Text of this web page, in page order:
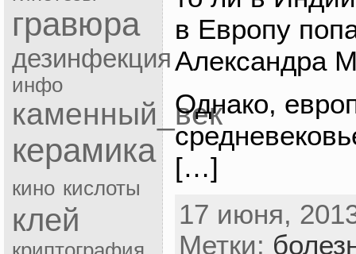
гравюра
дезинфекция
инфо
каменный_век
керамика
кино кислоты
клей
в Европу
Александра
Однако,
[…]
17 июня,
Метки: